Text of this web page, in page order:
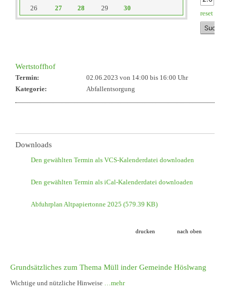
26
27 28 29 30
reset
Wertstoffhof
Termin: 02.06.2023 von 14:00 bis 16:00 Uhr
Kategorie:
Abfallentsorgung
Downloads
Den gewählten Termin als VCS-Kalenderdatei downloaden
Den gewählten Termin als iCal-Kalenderdatei downloaden
Abfuhrplan Altpapiertonne 2025 (579.39 KB)
drucken nach oben
Grundsätzliches zum Thema Müll inder Gemeinde Höslwang
Wichtige und nützliche Hinweise …mehr